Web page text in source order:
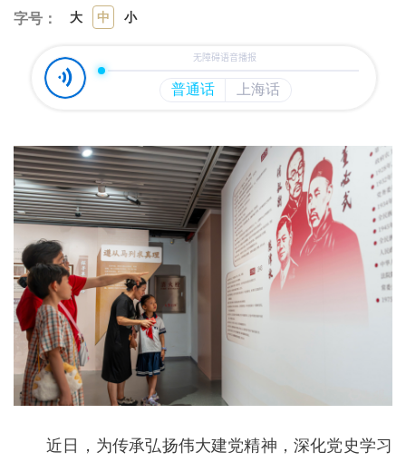
字号： 大 中 小
近日，为传承弘扬伟大建党精神，深化党史学习